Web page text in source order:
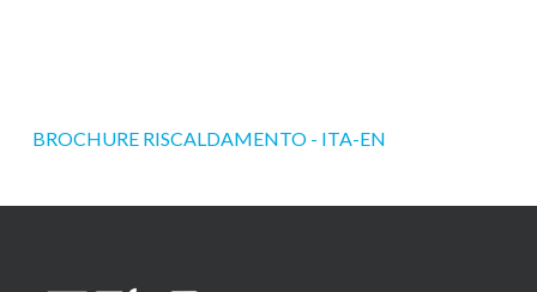
BROCHURE RISCALDAMENTO - ITA-EN